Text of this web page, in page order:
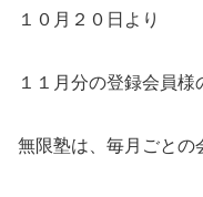
１０月２０日より
１１月分の登録会員様
無限塾は、毎月ごとの